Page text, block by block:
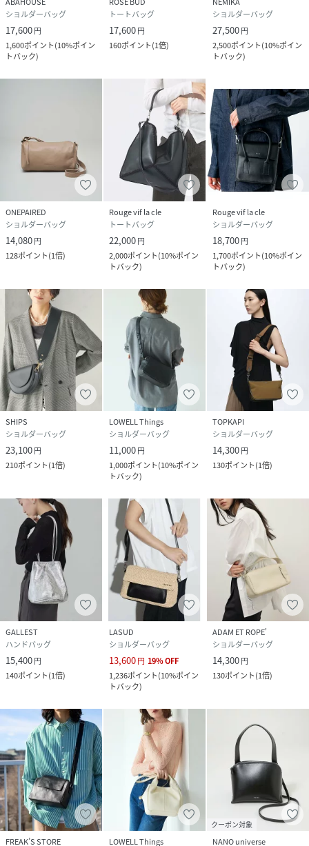
ショルダーバッグ
17,600円
1,600ポイント(10%ポイン
トバック)
トートバッグ
17,600円
160ポイント(1倍)
ショルダーバッグ
27,500円
2,500ポイント(10%ポイン
トバック)
ONEPAIRED
ショルダーバッグ
14,080円
128ポイント(1倍)
Rouge vif la cle
トートバッグ
22,000円
2,000ポイント(10%ポイン
トバック)
Rouge vif la cle
ショルダーバッグ
18,700円
1,700ポイント(10%ポイン
トバック)
SHIPS
ショルダーバッグ
23,100円
210ポイント(1倍)
LOWELL Things
ショルダーバッグ
11,000円
1,000ポイント(10%ポイン
トバック)
TOPKAPI
ショルダーバッグ
14,300円
130ポイント(1倍)
GALLEST
ハンドバッグ
15,400円
140ポイント(1倍)
LASUD
ショルダーバッグ
13,600円 19%OFF
1,236ポイント(10%ポイン
トバック)
ADAM ET ROPE'
ショルダーバッグ
14,300円
130ポイント(1倍)
FREAK’S STORE
LOWELL Things
クーポン対象
NANO universe